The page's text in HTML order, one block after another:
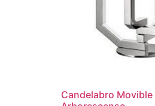
Candelabro Movible